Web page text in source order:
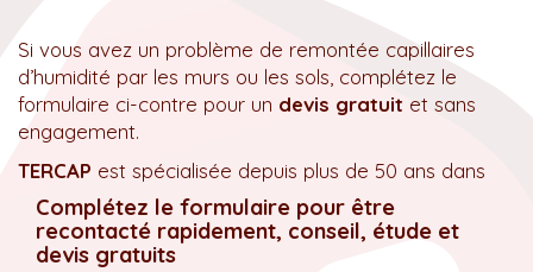
Si vous avez un problème de remontée capillaires
d’humidité par les murs ou les sols, complétez le
formulaire ci-contre pour un devis gratuit et sans
engagement.
TERCAP est spécialisée depuis plus de 50 ans dans
Complétez le formulaire pour être
recontacté rapidement, conseil, étude et
devis gratuits